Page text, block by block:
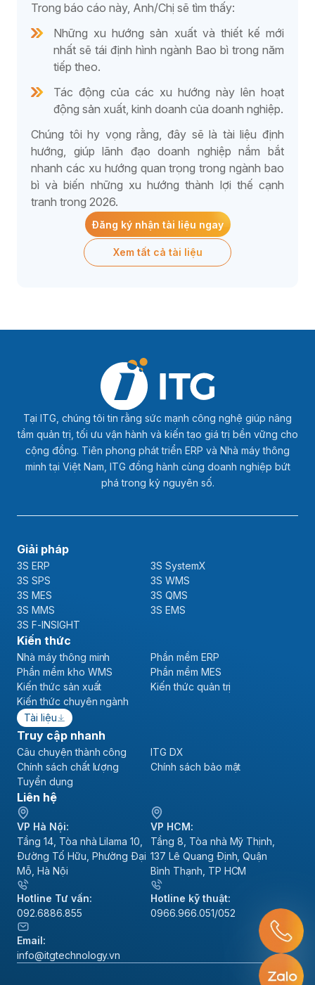
Trong báo cáo này, Anh/Chị sẽ tìm thấy:
Những xu hướng sản xuất và thiết kế mới
nhất sẽ tái định hình ngành Bao bì trong năm
tiếp theo.
Tác động của các xu hướng này lên hoạt
động sản xuất, kinh doanh của doanh nghiệp.
Chúng tôi hy vọng rằng, đây sẽ là tài liệu định
hướng, giúp lãnh đạo doanh nghiệp nắm bắt
nhanh các xu hướng quan trọng trong ngành bao
bì và biến những xu hướng thành lợi thế cạnh
tranh trong 2026.
Đăng ký nhận tài liệu ngay
Xem tất cả tài liệu
Tại ITG, chúng tôi tin rằng sức mạnh công nghệ giúp nâng
tầm quản trị, tối ưu vận hành và kiến tạo giá trị bền vững cho
cộng đồng. Tiên phong phát triển ERP và Nhà máy thông
minh tại Việt Nam, ITG đồng hành cùng doanh nghiệp bứt
phá trong kỷ nguyên số.
Giải pháp
3S ERP
3S SystemX
3S SPS
3S WMS
3S MES
3S QMS
3S MMS
3S EMS
3S F-INSIGHT
Kiến thức
Nhà máy thông minh
Phần mềm ERP
Phần mềm kho WMS
Phần mềm MES
Kiến thức sản xuất
Kiến thức quản trị
Kiến thức chuyên ngành
Tài liệu
Truy cập nhanh
Câu chuyện thành công
ITG DX
Chính sách chất lượng
Chính sách bảo mật
Tuyển dụng
Liên hệ
VP Hà Nội:
Tầng 14, Tòa nhà Lilama 10,
Đường Tố Hữu, Phường Đại
Mỗ, Hà Nội
VP HCM:
Tầng 8, Tòa nhà Mỹ Thịnh,
137 Lê Quang Định, Quận
Bình Thạnh, TP HCM
Hotline Tư vấn:
092.6886.855
Hotline kỹ thuật:
0966.966.051/052
Email:
info@itgtechnology.vn